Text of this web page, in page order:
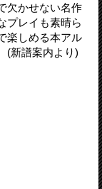
欠かせない名作
プレイも素晴ら
楽しめる本アル
(新譜案内より)